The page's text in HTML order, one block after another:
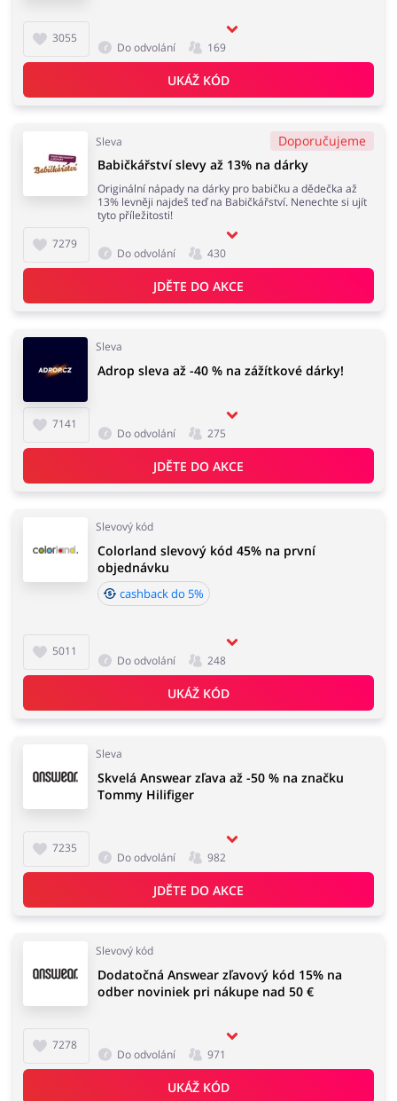
3055
Do odvolání 169
UKÁŽ KÓD
Sleva Doporučujeme
7279
Babičkářství slevy až 13% na dárky
Originální nápady na dárky pro babičku a dědečka až
13% levněji najdeš teď na Babičkářství. Nenechte si ujít
tyto příležitosti!
Do odvolání 430
JDĚTE DO AKCE
Sleva
7141
Adrop sleva až -40 % na zážítkové dárky!
Do odvolání 275
JDĚTE DO AKCE
Slevový kód
5011
Colorland slevový kód 45% na první
objednávku
cashback do 5%
Do odvolání 248
UKÁŽ KÓD
Sleva
7235
Skvelá Answear zľava až -50 % na značku
Tommy Hilifiger
Do odvolání 982
JDĚTE DO AKCE
Slevový kód
7278
Dodatočná Answear zľavový kód 15% na
odber noviniek pri nákupe nad 50 €
Do odvolání 971
UKÁŽ KÓD